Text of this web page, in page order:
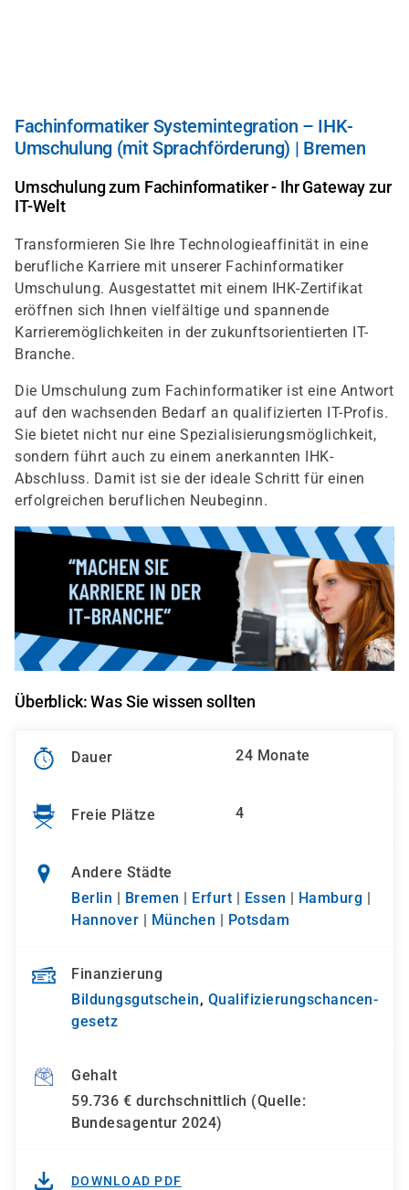
Fachinformatiker Systemintegration – IHK-
Umschulung (mit Sprachförderung) | Bremen
Umschulung zum Fachinformatiker - Ihr Gateway zur
IT-Welt
Transformieren Sie Ihre Technologieaffinität in eine
berufliche Karriere mit unserer Fachinformatiker
Umschulung. Ausgestattet mit einem IHK-Zertifikat
eröffnen sich Ihnen vielfältige und spannende
Karrieremöglichkeiten in der zukunftsorientierten IT-
Branche.
Die Umschulung zum Fachinformatiker ist eine Antwort
auf den wachsenden Bedarf an qualifizierten IT-Profis.
Sie bietet nicht nur eine Spezialisierungsmöglichkeit,
sondern führt auch zu einem anerkannten IHK-
Abschluss. Damit ist sie der ideale Schritt für einen
erfolgreichen beruflichen Neubeginn.
Überblick: Was Sie wissen sollten
Dauer 24 Monate
Freie Plätze 4
Andere Städte
Berlin
Bremen Erfurt Essen Hamburg
Hannover
München Potsdam
Finanzierung
Bildungsgutschein, Qualifizierungs­chancen­
gesetz
Gehalt
59.736 € durchschnittlich (Quelle:
Bundesagentur 2024)
DOWNLOAD PDF